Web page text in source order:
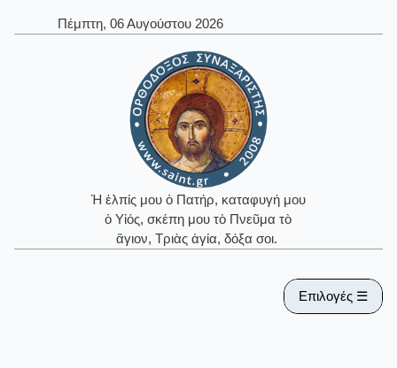
Πέμπτη, 06 Αυγούστου 2026
Ἡ ἐλπίς μου ὁ Πατήρ, καταφυγή μου
ὁ Υἱός, σκέπη μου τὸ Πνεῦμα τὸ
ἅγιον, Τριὰς ἁγία, δόξα σοι.
Επιλογές ☰